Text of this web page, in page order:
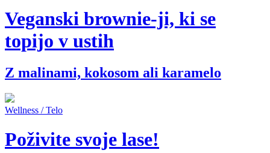
Veganski brownie-ji, ki se
topijo v ustih
Z malinami, kokosom ali karamelo
Wellness / Telo
Poživite svoje lase!